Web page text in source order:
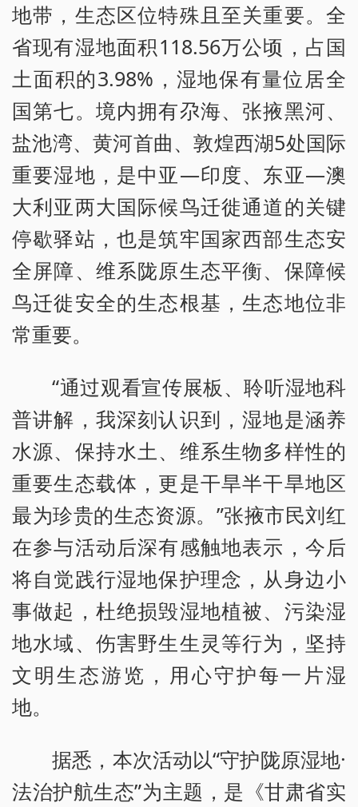
地带，生态区位特殊且至关重要。全
省现有湿地面积118.56万公顷，占国
土面积的3.98%，湿地保有量位居全
国第七。境内拥有尕海、张掖黑河、
盐池湾、黄河首曲、敦煌西湖5处国际
重要湿地，是中亚—印度、东亚—澳
大利亚两大国际候鸟迁徙通道的关键
停歇驿站，也是筑牢国家西部生态安
全屏障、维系陇原生态平衡、保障候
鸟迁徙安全的生态根基，生态地位非
常重要。
“通过观看宣传展板、聆听湿地科
普讲解，我深刻认识到，湿地是涵养
水源、保持水土、维系生物多样性的
重要生态载体，更是干旱半干旱地区
最为珍贵的生态资源。”张掖市民刘红
在参与活动后深有感触地表示，今后
将自觉践行湿地保护理念，从身边小
事做起，杜绝损毁湿地植被、污染湿
地水域、伤害野生生灵等行为，坚持
文明生态游览，用心守护每一片湿
地。
据悉，本次活动以“守护陇原湿地·
法治护航生态”为主题，是《甘肃省实